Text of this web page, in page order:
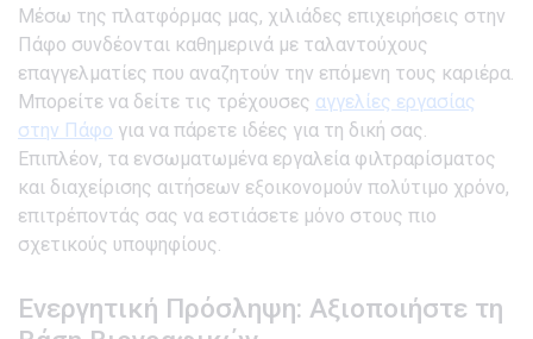
Μέσω της πλατφόρμας μας, χιλιάδες επιχειρήσεις στην
Πάφο συνδέονται καθημερινά με ταλαντούχους
επαγγελματίες που αναζητούν την επόμενη τους καριέρα.
Μπορείτε να δείτε τις τρέχουσες αγγελίες εργασίας
στην Πάφο για να πάρετε ιδέες για τη δική σας.
Επιπλέον, τα ενσωματωμένα εργαλεία φιλτραρίσματος
και διαχείρισης αιτήσεων εξοικονομούν πολύτιμο χρόνο,
επιτρέποντάς σας να εστιάσετε μόνο στους πιο
σχετικούς υποψηφίους.
Ενεργητική Πρόσληψη: Αξιοποιήστε τη